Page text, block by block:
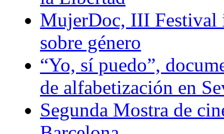
MujerDoc, III Festival
sobre género
“Yo, sí puedo”,
de alfabetización en
Segunda Mostra de